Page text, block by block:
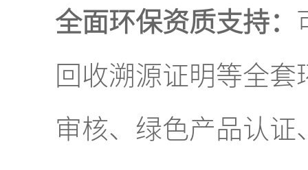
全面环保资质支持：
回收溯源证明等全
审核、绿色产品认